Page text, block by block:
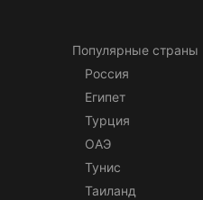
Популярные страны
Россия
Египет
Турция
ОАЭ
Тунис
Таиланд